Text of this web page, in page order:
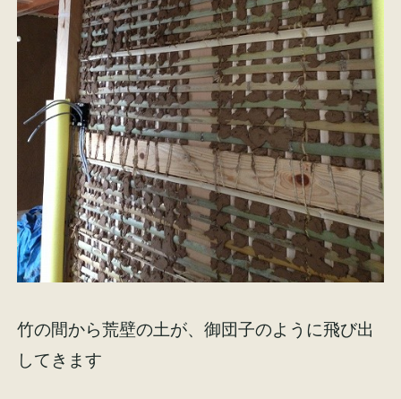
竹の間から荒壁の土が、御団子のように飛び出
してきます